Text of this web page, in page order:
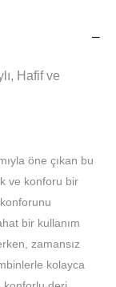
Hafif ve
öne çıkan bu
ve konforu bir
bir kullanım
zamansız
kolayca